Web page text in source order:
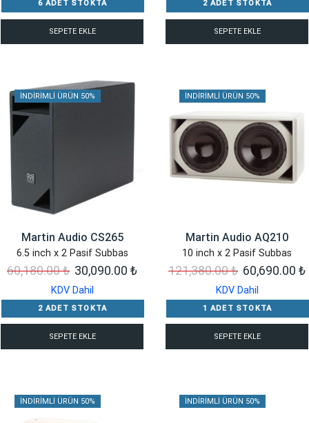
35,190.00 ₺.
6 ADET STOKTA
SEPETE EKLE
2 ADET STOKTA
SEPETE EKLE
İNDIRIMLI ÜRÜN 50%
Martin Audio CS265
6.5 inch x 2 Pasif Subbas
60,180.00₺ Orijinal
fiyat:
60,180.00 ₺.
30,090.00 ₺Şu
30,090.00 ₺.
KDV Dahil
2 ADET STOKTA
SEPETE EKLE
İNDIRIMLI ÜRÜN 50%
Martin Audio AQ210
10 inch x 2 Pasif Subbas
121,380.00₺ Orijinal
fiyat:
121,380.00
60,690.00 ₺
KDV Dahil
1 ADET STOKTA
SEPETE EKLE
İNDIRIMLI ÜRÜN 50% İNDIRIMLI ÜRÜN 50%